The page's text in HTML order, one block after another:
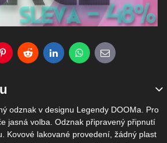
PinterestRedditLinkedInWhatsApp
E-mail
odznak v designu Legendy DOOMa. Pro
jasná volba. Odznak připravený připnutí
Kovové lakované provedení, žádný plast